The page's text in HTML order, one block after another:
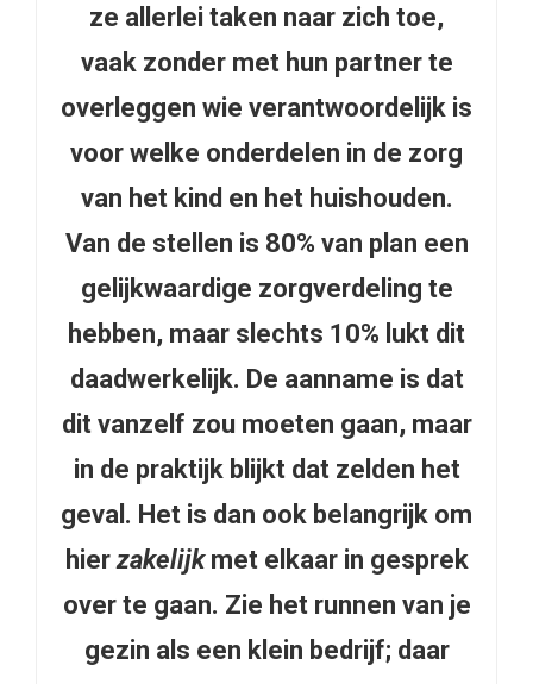
ze allerlei taken naar zich toe,
vaak zonder met hun partner te
overleggen wie verantwoordelijk is
voor welke onderdelen in de zorg
van het kind en het huishouden.
Van de stellen is 80% van plan een
gelijkwaardige zorgverdeling te
hebben, maar slechts 10% lukt dit
daadwerkelijk. De aanname is dat
dit vanzelf zou moeten gaan, maar
in de praktijk blijkt dat zelden het
geval. Het is dan ook belangrijk om
hier zakelijkmet elkaar in gesprek
over te gaan. Zie het runnen van je
gezin als een klein bedrijf; daar